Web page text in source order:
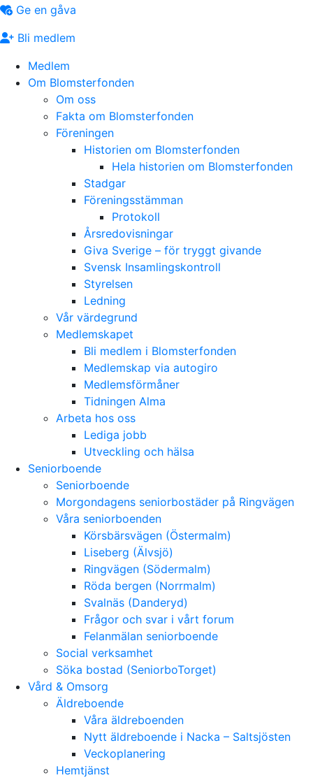
Ge en gåva
Bli medlem
Medlem
Om Blomsterfonden
Om oss
Fakta om Blomsterfonden
Föreningen
Historien om Blomsterfonden
Hela historien om Blomsterfonden
Stadgar
Föreningsstämman
Protokoll
Årsredovisningar
Giva Sverige – för tryggt givande
Svensk Insamlingskontroll
Styrelsen
Ledning
Vår värdegrund
Medlemskapet
Bli medlem i Blomsterfonden
Medlemskap via autogiro
Medlemsförmåner
Tidningen Alma
Arbeta hos oss
Lediga jobb
Utveckling och hälsa
Seniorboende
Seniorboende
Morgondagens seniorbostäder på Ringvägen
Våra seniorboenden
Körsbärsvägen (Östermalm)
Liseberg (Älvsjö)
Ringvägen (Södermalm)
Röda bergen (Norrmalm)
Svalnäs (Danderyd)
Frågor och svar i vårt forum
Felanmälan seniorboende
Social verksamhet
Söka bostad (SeniorboTorget)
Vård & Omsorg
Äldreboende
Våra äldreboenden
Nytt äldreboende i Nacka – Saltsjösten
Veckoplanering
Hemtjänst